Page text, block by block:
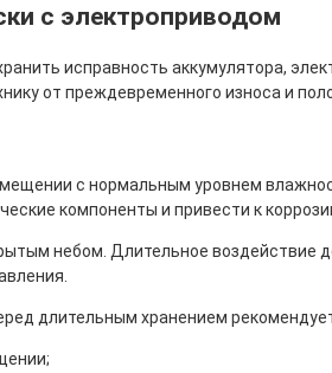
с электроприводом
исправность аккумулятора,
от преждевременного износа и
с нормальным уровнем
компоненты и привести к
небом. Длительное воздействие
длительным хранением